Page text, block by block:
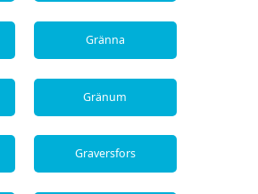
Gränna
Gränum
Graversfors